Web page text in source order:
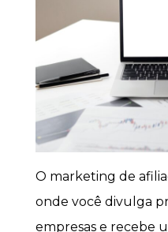
O marketing de
onde você divulga
empresas e recebe